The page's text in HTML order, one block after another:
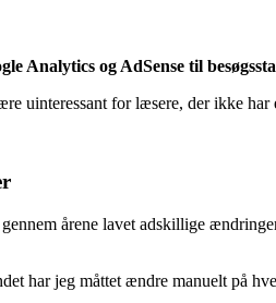
Analytics og AdSense til
uinteressant for læsere, der ikke har
årene lavet adskillige
har jeg måttet ændre manuelt på